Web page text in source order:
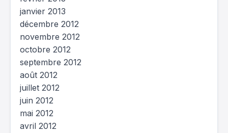
janvier 2013
décembre 2012
novembre 2012
octobre 2012
septembre 2012
août 2012
juillet 2012
juin 2012
mai 2012
avril 2012